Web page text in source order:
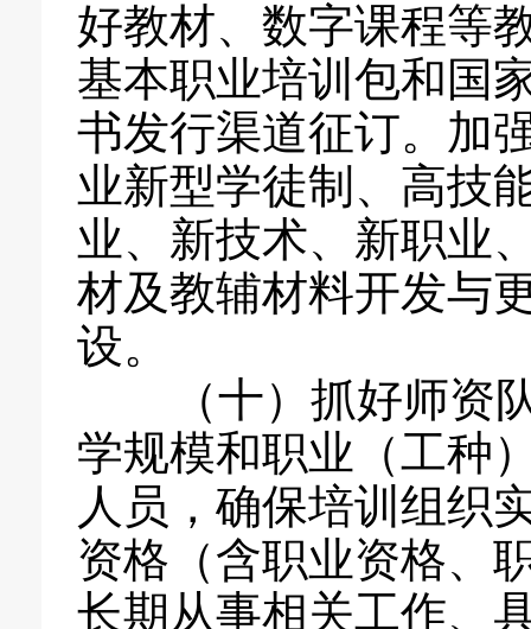
好教材、数字课程等
基本职业培训包和国
书发行渠道征订。加
业新型学徒制、高技
业、新技术、新职业
材及教辅材料开发与
设。
（十）抓好师资队
学规模和职业（工种
人员，确保培训组织
资格（含职业资格、
长期从事相关工作、